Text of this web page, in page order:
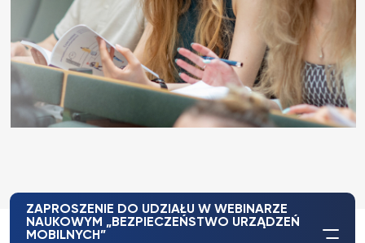
ZAPROSZENIE DO UDZIAŁU W WEBINARZE
NAUKOWYM „BEZPIECZEŃSTWO URZĄDZEŃ
MOBILNYCH”